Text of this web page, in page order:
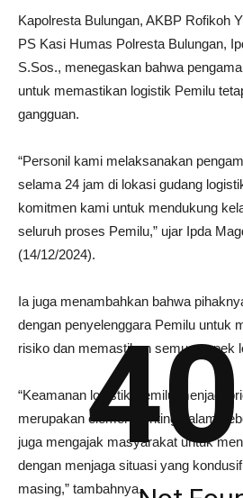
Kapolresta Bulungan, AKBP Rofikoh
PS Kasi Humas Polresta Bulungan,
S.Sos., menegaskan bahwa
untuk memastikan logistik Pemilu
gangguan.
“Personil kami melaksanakan
selama 24 jam di lokasi gudang
komitmen kami untuk mendukung
seluruh proses Pemilu,” ujar Ipda
(14/12/2024).
Ia juga menambahkan bahwa
dengan penyelenggara Pemilu untuk
risiko dan memastikan semua aspek
“Keamanan logistik Pemilu menjadi
merupakan elemen penting dalam
juga mengajak masyarakat untuk
dengan menjaga situasi yang
masing,” tambahnya.